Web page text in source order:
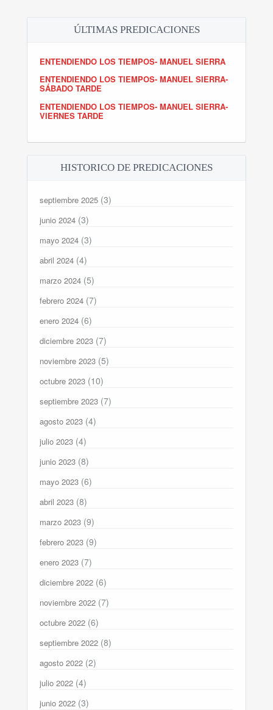
ÚLTIMAS PREDICACIONES
ENTENDIENDO LOS TIEMPOS- MANUEL SIERRA
ENTENDIENDO LOS TIEMPOS- MANUEL SIERRA-
SÁBADO TARDE
ENTENDIENDO LOS TIEMPOS- MANUEL SIERRA-
VIERNES TARDE
HISTORICO DE PREDICACIONES
septiembre 2025 (3)
junio 2024 (3)
mayo 2024 (3)
abril 2024 (4)
marzo 2024 (5)
febrero 2024 (7)
enero 2024 (6)
diciembre 2023 (7)
noviembre 2023 (5)
octubre 2023 (10)
septiembre 2023 (7)
agosto 2023 (4)
julio 2023 (4)
junio 2023 (8)
mayo 2023 (6)
abril 2023 (8)
marzo 2023 (9)
febrero 2023 (9)
enero 2023 (7)
diciembre 2022 (6)
noviembre 2022 (7)
octubre 2022 (6)
septiembre 2022 (8)
agosto 2022 (2)
julio 2022 (4)
junio 2022 (3)